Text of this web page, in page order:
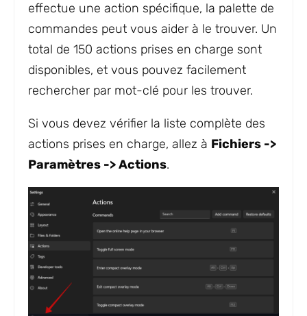
effectue une action spécifique, la palette de
commandes peut vous aider à le trouver. Un
total de 150 actions prises en charge sont
disponibles, et vous pouvez facilement
rechercher par mot-clé pour les trouver.
Si vous devez vérifier la liste complète des
actions prises en charge, allez à Fichiers ->
Paramètres -> Actions.